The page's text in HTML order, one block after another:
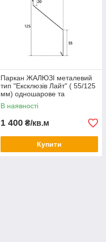
Паркан ЖАЛЮЗІ металевий
тип "Ексклюзів Лайт" ( 55/125
мм) одношарове та
двошарове покриття
В наявності
1 400 ₴/кв.м
Купити